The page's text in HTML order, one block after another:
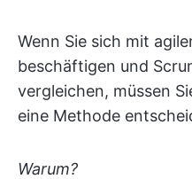
Wenn Sie sich mit
beschäftigen und
vergleichen, müssen
eine Methode
Warum?